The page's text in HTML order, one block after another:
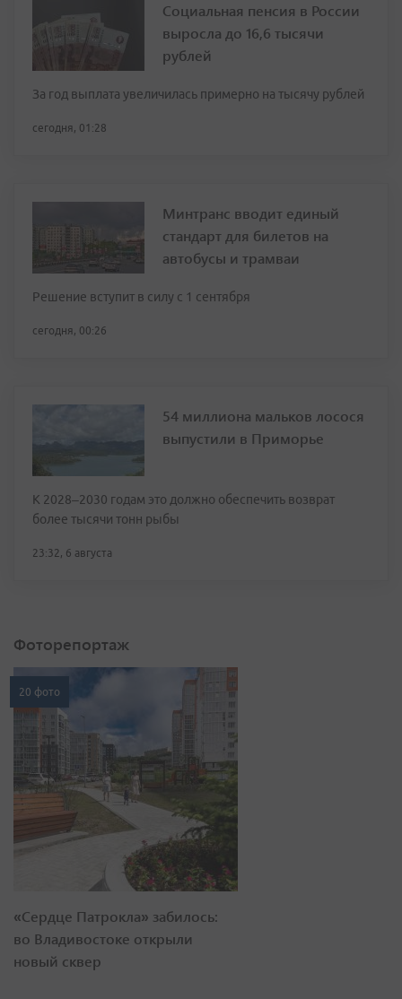
Социальная пенсия в России
выросла до 16,6 тысячи
рублей
За год выплата увеличилась примерно на тысячу рублей
сегодня, 01:28
Минтранс вводит единый
стандарт для билетов на
автобусы и трамваи
Решение вступит в силу с 1 сентября
сегодня, 00:26
54 миллиона мальков лосося
выпустили в Приморье
К 2028–2030 годам это должно обеспечить возврат
более тысячи тонн рыбы
23:32, 6 августа
Фоторепортаж
20 фото
«Сердце Патрокла» забилось:
во Владивостоке открыли
новый сквер